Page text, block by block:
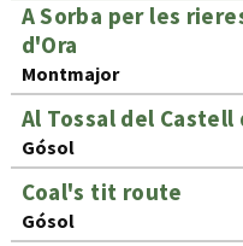
A Sorba per les
d'Ora
Montmajor
Al Tossal del Castell
Gósol
Coal's tit route
Gósol